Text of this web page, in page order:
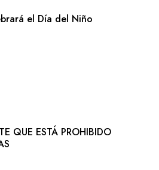
el Día del Niño
QUE ESTÁ PROHIBIDO